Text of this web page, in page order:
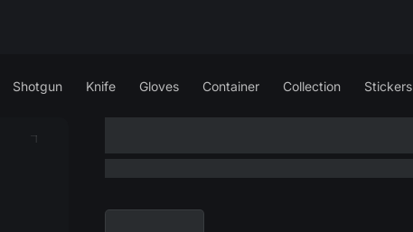
Shotgun Knife Gloves Container Collection Stickers